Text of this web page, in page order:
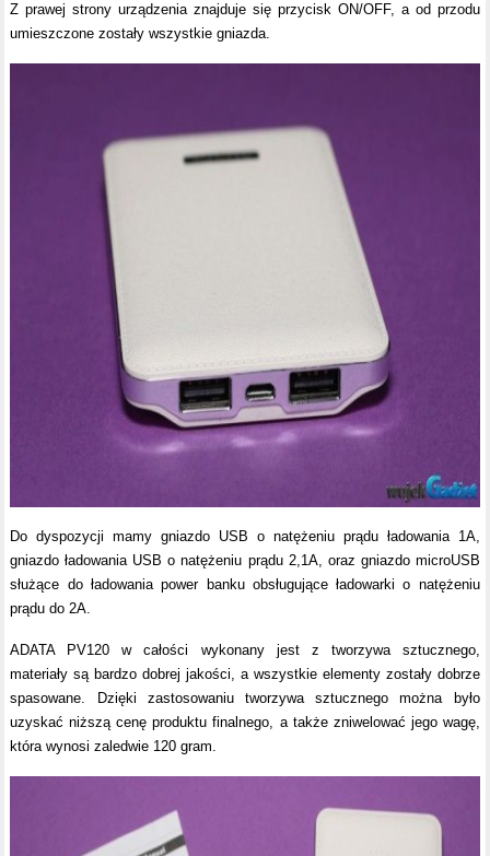
Z prawej strony urządzenia znajduje się przycisk ON/OFF, a od przodu
umieszczone zostały wszystkie gniazda.
Do dyspozycji mamy gniazdo USB o natężeniu prądu ładowania 1A,
gniazdo ładowania USB o natężeniu prądu 2,1A, oraz gniazdo microUSB
służące do ładowania power banku obsługujące ładowarki o natężeniu
prądu do 2A.
ADATA PV120 w całości wykonany jest z tworzywa sztucznego,
materiały są bardzo dobrej jakości, a wszystkie elementy zostały dobrze
spasowane. Dzięki zastosowaniu tworzywa sztucznego można było
uzyskać niższą cenę produktu finalnego, a także zniwelować jego wagę,
która wynosi zaledwie 120 gram.